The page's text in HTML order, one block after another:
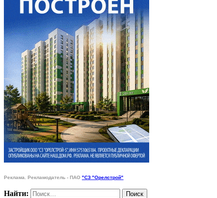
Реклама. Рекламодатель - ПАО "СЗ "Орелстрой"
Найти: